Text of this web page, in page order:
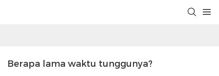
Berapa lama waktu tunggunya?